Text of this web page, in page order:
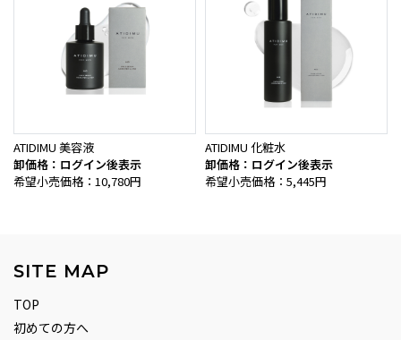
ATIDIMU 美容液
卸価格：ログイン後表示
希望小売価格：10,780円
ATIDIMU 化粧水
卸価格：ログイン後表示
希望小売価格：5,445円
SITE MAP
TOP
初めての方へ